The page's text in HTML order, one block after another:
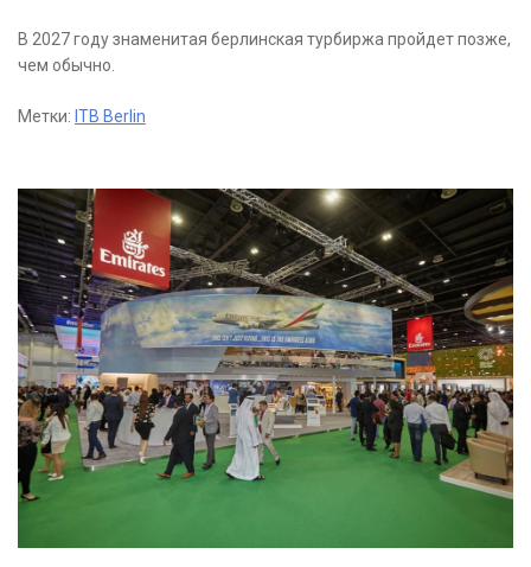
В 2027 году знаменитая берлинская турбиржа пройдет позже,
чем обычно.
Метки: ITB Berlin